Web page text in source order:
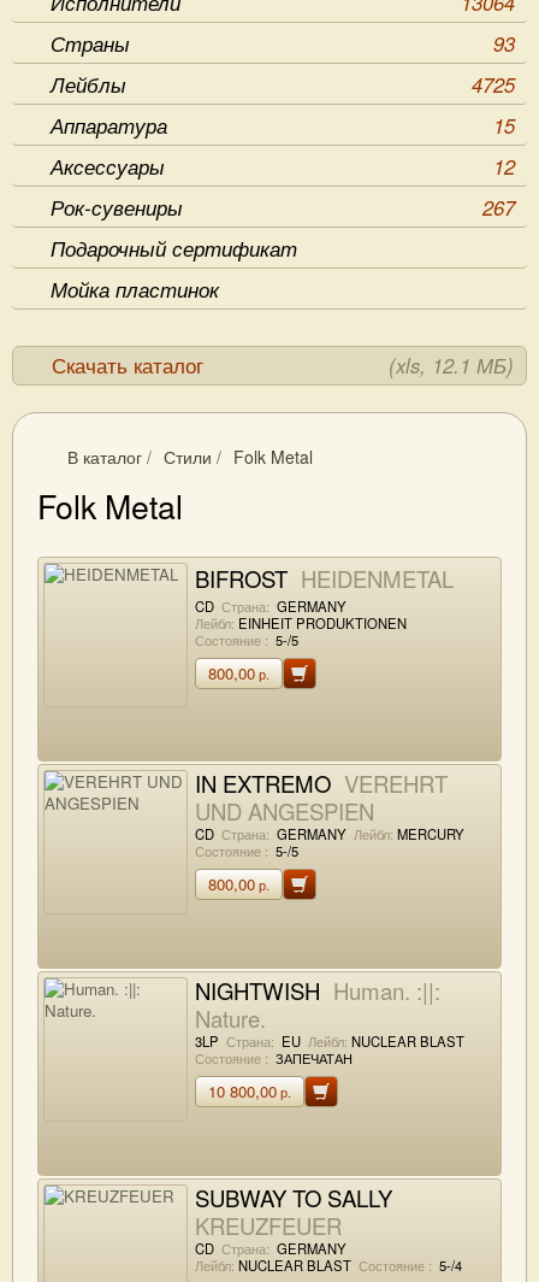
Страны
93
Лейблы
4725
Аппаратура
15
Аксессуары
12
Рок-сувениры
267
Подарочный сертификат
Мойка пластинок
Скачать каталог (xls, 12.1 МБ)
В каталог / Стили / Folk Metal
Folk Metal
BIFROST HEIDENMETAL
CD Страна: GERMANY
Лейбл: EINHEIT PRODUKTIONEN
Состояние : 5-/5
800,00р.
IN EXTREMO VEREHRT
UND ANGESPIEN
CD Страна: GERMANY Лейбл: MERCURY
Состояние : 5-/5
800,00р.
NIGHTWISH Human. :||:
Nature.
3LP Страна: EU Лейбл: NUCLEAR BLAST
Состояние : ЗАПЕЧАТАН
10 800,00р.
SUBWAY TO SALLY
KREUZFEUER
CD Страна: GERMANY
Лейбл: NUCLEAR BLAST Состояние : 5-/4